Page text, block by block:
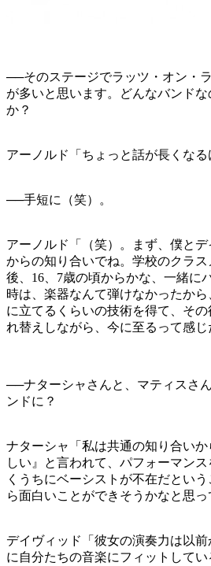
──そのステージでラッツ・オン・
が多いと思います。どんなバンド
か？
アーノルド「ちょっと話が長くなる
──手短に（笑）。
アーノルド「（笑）。まず、僕と
からの知り合いでね。学校のクラ
後、16、7歳の頃からかな、一緒に
時は、楽器なんて弾けなかったか
に立てるくらいの技術を得て、そ
れ替えしながら、今に至るって感じ
──ナターシャさんと、マティスさ
ンドに？
ナターシャ「私は共通の知り合い
しい』と言われて、パフォーマン
くうちにベーシストが不在だとい
ら面白いことができそうかなと思っ
デイヴィッド「彼女の演奏力は以
に自分たちの音楽にフィットしてい